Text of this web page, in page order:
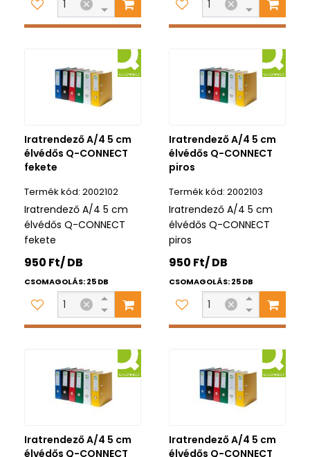
Iratrendező A/4 5 cm
élvédős Q-CONNECT
fekete
2002102
Iratrendező A/4 5 cm
élvédős Q-CONNECT
fekete
950 Ft/ DB
CSOMAGOLÁS: 25 DB
Iratrendező A/4 5 cm
élvédős Q-CONNECT
piros
2002103
Iratrendező A/4 5 cm
élvédős Q-CONNECT
piros
950 Ft/ DB
CSOMAGOLÁS: 25 DB
Iratrendező A/4 5 cm
élvédős Q-CONNECT
Iratrendező A/4 5 cm
élvédős Q-CONNECT